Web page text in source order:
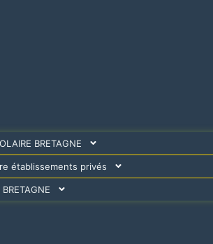
BRETAGNE
établissements privés